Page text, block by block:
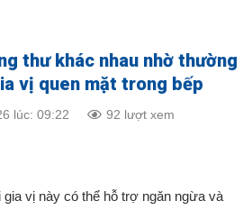
thư khác nhau nhờ thường
vị quen mặt trong bếp
lúc: 09:22 92 lượt xem
gia vị này có thể hỗ trợ ngăn ngừa và